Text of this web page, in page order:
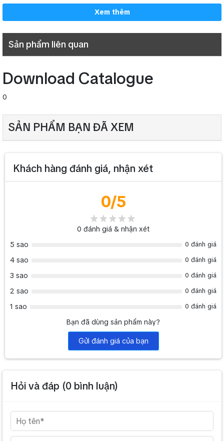
Thông số kỹ thuật Micro karaoke CAVS
2000 SEII
Dải tần số lựa chọn băng thông
>> Có thể bạn quan tâm thêm sản phẩm:Micro không dây AAP
để trải nghiệm những tính năng tuyệt vời chắc chắn sẽ làm
bạn hài lòng
Xem thêm
Sản phẩm liên quan
Download Catalogue
0
SẢN PHẨM BẠN ĐÃ XEM
Khách hàng đánh giá, nhận xét
0/5
0 đánh giá & nhận xét
5 sao
0 đánh giá
4 sao 0 đánh giá
3 sao 0 đánh giá
2 sao 0 đánh giá
1 sao 0 đánh giá
Bạn đã dùng sản phẩm này?
Gửi đánh giá của bạn
Hỏi và đáp (0 bình luận)